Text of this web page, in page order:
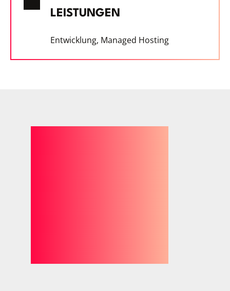
LEISTUNGEN
Entwicklung, Managed Hosting